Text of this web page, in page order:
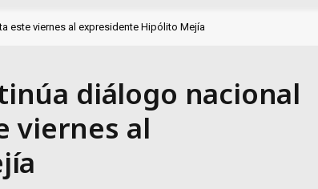
este viernes al expresidente Hipólito Mejía
diálogo nacional
viernes al